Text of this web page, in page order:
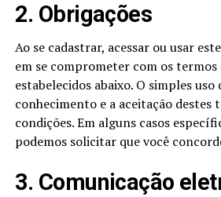
2. Obrigações
Ao se cadastrar, acessar ou usar
em se comprometer com os termos
estabelecidos abaixo. O simples
conhecimento e a aceitação destes
condições. Em alguns casos
podemos solicitar que você
3. Comunicação